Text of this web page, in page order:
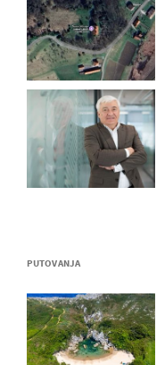
PUTOVANJA